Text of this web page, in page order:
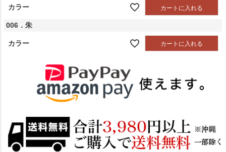
カラー カートに入れる
006．朱
カラー カートに入れる